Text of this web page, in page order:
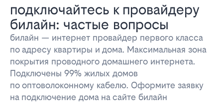
подключайтесь к провайдеру
билайн: частые вопросы
билайн — интернет провайдер первого класса
по адресу квартиры и дома. Максимальная зона
покрытия проводного домашнего интернета.
Подключены 99% жилых домов
по оптоволоконному кабелю. Оформите заявку
на подключение дома на сайте билайн